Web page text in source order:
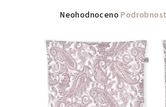
Průměrné
produktu
je
0,0
z
5
hvězdiček.
Neohodnoceno